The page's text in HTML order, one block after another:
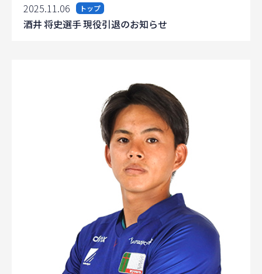
2025.11.06 トップ
酒井 将史選手 現役引退のお知らせ